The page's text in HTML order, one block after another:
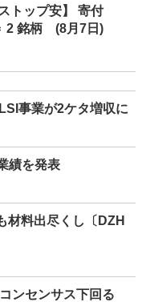
ストップ安】 寄付
銘柄 (8月7日)
事業が2ケタ増収に
績を発表
料出尽くし〔DZH
ンセンサス下回る